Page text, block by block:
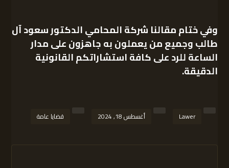
وفي ختام مقالنا شركة المحامي الدكتور سعود آل
طالبوجميع من يعملون به جاهزون على مدار
الساعة للرد على كافة استشاراتكم القانونية
الدقيقة.
Lawer أغسطس 18, 2024 قضايا عامة